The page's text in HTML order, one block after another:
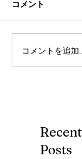
コメント
コメントを追加…
Recent
Posts